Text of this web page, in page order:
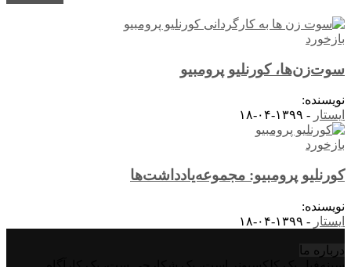
بازخورد
سوت‌زن‌ها، کورنلیو پرومبیو
نویسنده:
ایستار - ۱۳۹۹-۰۴-۱۸
بازخورد
کورنلیو پرومبیو: مجموعه‌یادداشت‌ها
نویسنده:
ایستار - ۱۳۹۹-۰۴-۱۸
درباره‌ ما